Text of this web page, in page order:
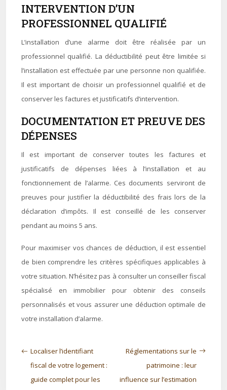
INTERVENTION D’UN
PROFESSIONNEL QUALIFIÉ
L’installation d’une alarme doit être réalisée par un
professionnel qualifié. La déductibilité peut être limitée si
l’installation est effectuée par une personne non qualifiée.
Il est important de choisir un professionnel qualifié et de
conserver les factures et justificatifs d’intervention.
DOCUMENTATION ET PREUVE DES
DÉPENSES
Il est important de conserver toutes les factures et
justificatifs de dépenses liées à l’installation et au
fonctionnement de l’alarme. Ces documents serviront de
preuves pour justifier la déductibilité des frais lors de la
déclaration d’impôts. Il est conseillé de les conserver
pendant au moins 5 ans.
Pour maximiser vos chances de déduction, il est essentiel
de bien comprendre les critères spécifiques applicables à
votre situation. N’hésitez pas à consulter un conseiller fiscal
spécialisé en immobilier pour obtenir des conseils
personnalisés et vous assurer une déduction optimale de
votre installation d’alarme.
Localiser l’identifiant
fiscal de votre logement :
guide complet pour les
Réglementations sur le
patrimoine : leur
influence sur l’estimation